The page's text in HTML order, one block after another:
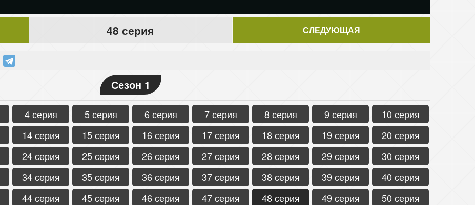
48 серия СЛЕДУЮЩАЯ
Сезон 1
4 серия 5 серия 6 серия 7 серия 8 серия 9 серия
10 серия
14 серия 15 серия 16 серия 17 серия 18 серия 19 серия
20 серия
24 серия 25 серия 26 серия 27 серия 28 серия 29 серия
30 серия
34 серия 35 серия 36 серия 37 серия 38 серия 39 серия
40 серия
44 серия 45 серия 46 серия 47 серия 48 серия 49 серия
50 серия